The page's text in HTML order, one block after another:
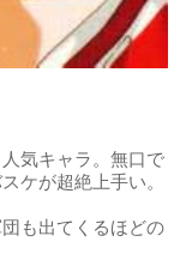
気キャラ。無口で
ケが超絶上手い。
も出てくるほどの